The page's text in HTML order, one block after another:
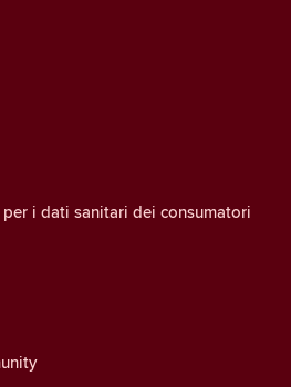
i dati sanitari dei consumatori